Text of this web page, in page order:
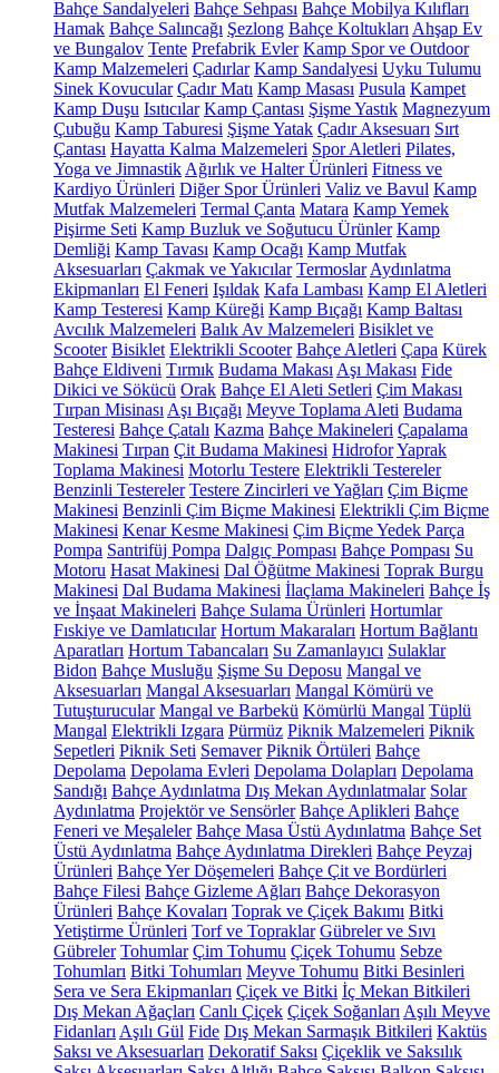
Bahçe Sandalyeleri Bahçe Sehpası Bahçe Mobilya Kılıfları
Hamak Bahçe Salıncağı Şezlong Bahçe Koltukları Ahşap Ev
ve Bungalov Tente Prefabrik Evler Kamp Spor ve Outdoor
Kamp Malzemeleri Çadırlar Kamp Sandalyesi Uyku Tulumu
Sinek Kovucular Çadır Matı Kamp Masası Pusula Kampet
Kamp Duşu Isıtıcılar Kamp Çantası Şişme Yastık Magnezyum
Çubuğu Kamp Taburesi Şişme Yatak Çadır Aksesuarı Sırt
Çantası Hayatta Kalma Malzemeleri Spor Aletleri Pilates,
Yoga ve Jimnastik Ağırlık ve Halter Ürünleri Fitness ve
Kardiyo Ürünleri Diğer Spor Ürünleri Valiz ve Bavul Kamp
Mutfak Malzemeleri Termal Çanta Matara Kamp Yemek
Pişirme Seti Kamp Buzluk ve Soğutucu Ürünler Kamp
Demliği Kamp Tavası Kamp Ocağı Kamp Mutfak
Aksesuarları Çakmak ve Yakıcılar Termoslar Aydınlatma
Ekipmanları El Feneri Işıldak Kafa Lambası Kamp El Aletleri
Kamp Testeresi Kamp Küreği Kamp Bıçağı Kamp Baltası
Avcılık Malzemeleri Balık Av Malzemeleri Bisiklet ve
Scooter Bisiklet Elektrikli Scooter Bahçe Aletleri Çapa Kürek
Bahçe Eldiveni Tırmık Budama Makası Aşı Makası Fide
Dikici ve Sökücü Orak Bahçe El Aleti Setleri Çim Makası
Tırpan Misinası Aşı Bıçağı Meyve Toplama Aleti Budama
Testeresi Bahçe Çatalı Kazma Bahçe Makineleri Çapalama
Makinesi Tırpan Çit Budama Makinesi HidroforYaprak
Toplama Makinesi Motorlu Testere Elektrikli Testereler
Benzinli Testereler Testere Zincirleri ve Yağları Çim Biçme
Makinesi Benzinli Çim Biçme Makinesi Elektrikli Çim Biçme
Makinesi Kenar Kesme Makinesi Çim Biçme Yedek Parça
Pompa Santrifüj Pompa Dalgıç Pompası Bahçe Pompası Su
Motoru Hasat Makinesi Dal Öğütme Makinesi Toprak Burgu
Makinesi Dal Budama Makinesi İlaçlama Makineleri Bahçe İş
ve İnşaat Makineleri Bahçe Sulama Ürünleri Hortumlar
Fıskiye ve Damlatıcılar Hortum Makaraları Hortum Bağlantı
Aparatları Hortum Tabancaları Su Zamanlayıcı Sulaklar
Bidon Bahçe Musluğu Şişme Su Deposu Mangal ve
Aksesuarları Mangal Aksesuarları Mangal Kömürü ve
Tutuşturucular Mangal ve Barbekü Kömürlü Mangal Tüplü
Mangal Elektrikli Izgara Pürmüz Piknik Malzemeleri Piknik
Sepetleri Piknik Seti Semaver Piknik Örtüleri Bahçe
Depolama Depolama Evleri Depolama Dolapları Depolama
Sandığı Bahçe Aydınlatma Dış Mekan Aydınlatmalar Solar
Aydınlatma Projektör ve Sensörler Bahçe Aplikleri Bahçe
Feneri ve Meşaleler Bahçe Masa Üstü Aydınlatma Bahçe Set
Üstü Aydınlatma Bahçe Aydınlatma Direkleri Bahçe Peyzaj
Ürünleri Bahçe Yer Döşemeleri Bahçe Çit ve Bordürleri
Bahçe Filesi Bahçe Gizleme Ağları Bahçe Dekorasyon
Ürünleri Bahçe Kovaları Toprak ve Çiçek Bakımı Bitki
Yetiştirme Ürünleri Torf ve Topraklar Gübreler ve Sıvı
Gübreler Tohumlar Çim Tohumu Çiçek Tohumu Sebze
Tohumları Bitki Tohumları Meyve Tohumu Bitki Besinleri
Sera ve Sera Ekipmanları Çiçek ve Bitki İç Mekan Bitkileri
Dış Mekan Ağaçları Canlı Çiçek Çiçek Soğanları Aşılı Meyve
Fidanları Aşılı Gül Fide Dış Mekan Sarmaşık Bitkileri Kaktüs
Saksı ve Aksesuarları Dekoratif Saksı Çiçeklik ve Saksılık